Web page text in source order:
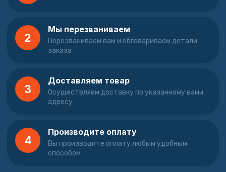
2
Мы перезваниваем
Перезваниваем вам и обговариваем детали
заказа
3
Доставляем товар
Осуществляем доставку по указанному вами
адресу
4
Производите оплату
Вы производите оплату любым удобным
способом